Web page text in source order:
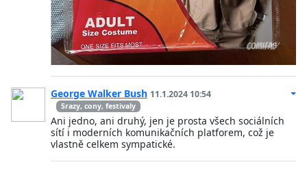
George Walker Bush 11.1.2024 10:54
Srazy, cony, festivaly
Ani jedno, ani druhý, jen je prosta všech sociálních
sítí i moderních komunikačních platforem, což je
vlastně celkem sympatické.